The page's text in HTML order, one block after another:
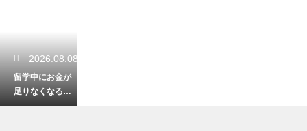
2026.08.08
留学中にお金が
足りなくなる恐
怖を克服！予算